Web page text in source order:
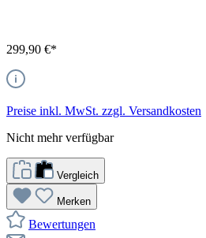
299,90 €*
Preise inkl. MwSt. zzgl. Versandkosten
Nicht mehr verfügbar
Vergleich
Merken
Bewertungen